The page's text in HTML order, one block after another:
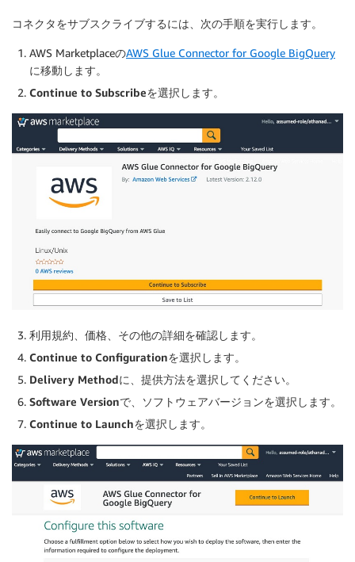
            ],
            "Resource": [
                "arn:aws:s3:::<<your_s3_bucket>>",
                "arn:aws:s3:::<<your_s3_bucket>>/*"
        }
    ]
コネクタをサブスクライブするには、次の手順を実行します。
AWS MarketplaceのAWS Glue Connector for Google BigQuery
に移動します。
Continue to Subscribeを選択します。
利用規約、価格、その他の詳細を確認します。
Continue to Configurationを選択します。
Delivery Methodに、提供方法を選択してください。
Software Versionで、ソフトウェアバージョンを選択します。
Continue to Launchを選択します。